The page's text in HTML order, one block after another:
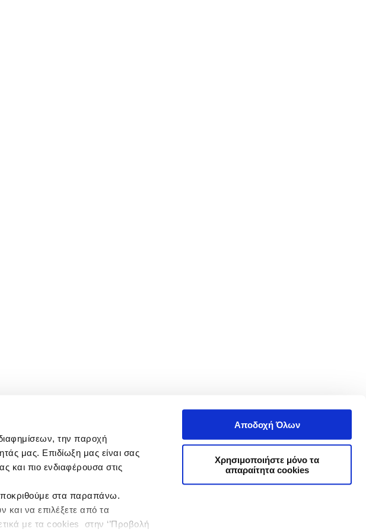
την παροχή
μας. Επιδίωξη μας είναι σας
και πιο ενδιαφέρουσα στις
στα παραπάνω.
και να επιλέξετε από τα
με τα cookies στην ‘’Προβολή
Αποδοχή Όλων
Χρησιμοποιήστε μόνο τα
απαραίτητα cookies